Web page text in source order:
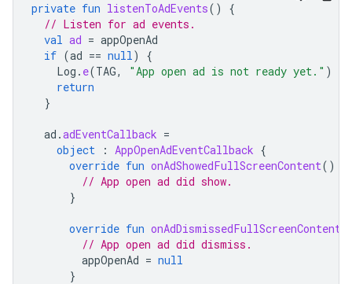
private fun listenToAdEvents()
{
// Listen for ad events.
val ad = appOpenAd
if (ad == null)
{
Log . e(TAG, "App open ad is not ready yet." )
return
}
ad .adEventCallback =
object
: AppOpenAdEventCallback {
override fun onAdShowedFullScreenContent()
// App open ad did show.
}
override fun onAdDismissedFullScreenContent
// App open ad did dismiss.
appOpenAd = null
}